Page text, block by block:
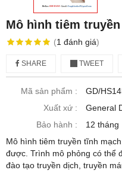
Mô hình tiêm
(1 đánh giá)
SHARE TWEET
Mã sản phẩm :
GD/
Xuất xứ :
General
Bảo hành :
12 tháng
Mô hình tiêm truyền tĩnh
được. Trình mô phỏng có thể
đào tạo truyền dịch, truyền